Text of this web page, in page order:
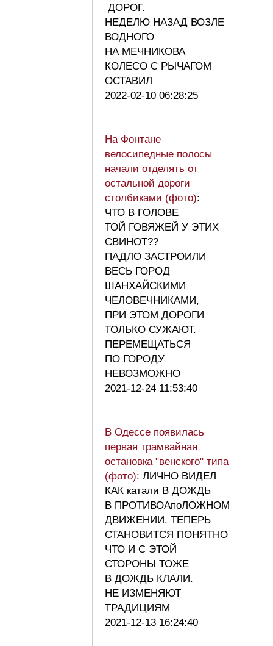
ДОРОГ.
НЕДЕЛЮ НАЗАД ВОЗЛЕ
ВОДНОГО
НА МЕЧНИКОВА
КОЛЕСО С РЫЧАГОМ
ОСТАВИЛ
2022-02-10 06:28:25
На Фонтане
велосипедные полосы
начали отделять от
остальной дороги
столбиками (фото):
ЧТО В ГОЛОВЕ
ТОЙ ГОВЯЖЕЙ У ЭТИХ
СВИНОТ??
ПАДЛО ЗАСТРОИЛИ
ВЕСЬ ГОРОД
ШАНХАЙСКИМИ
ЧЕЛОВЕЧНИКАМИ,
ПРИ ЭТОМ ДОРОГИ
ТОЛЬКО СУЖАЮТ.
ПЕРЕМЕЩАТЬСЯ
ПО ГОРОДУ
НЕВОЗМОЖНО
2021-12-24 11:53:40
В Одессе появилась
первая трамвайная
остановка "венского" типа
(фото): ЛИЧНО ВИДЕЛ
КАК катали В ДОЖДЬ
В ПРОТИВОАпоЛОЖНОМ
ДВИЖЕНИИ. ТЕПЕРЬ
СТАНОВИТСЯ ПОНЯТНО
ЧТО И С ЭТОЙ
СТОРОНЫ ТОЖЕ
В ДОЖДЬ КЛАЛИ.
НЕ ИЗМЕНЯЮТ
ТРАДИЦИЯМ
2021-12-13 16:24:40